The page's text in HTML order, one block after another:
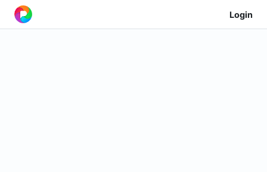
Login